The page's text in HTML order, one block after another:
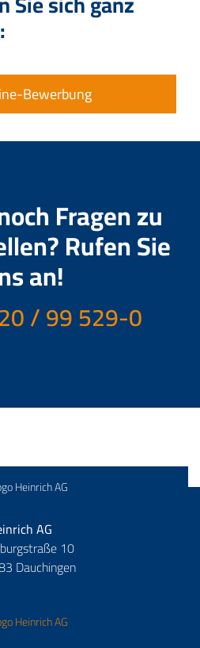
Bewerbung
Fragen zu
Rufen Sie
an!
/ 99 529-0
AG
10
Dauchingen